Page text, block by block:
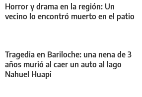
Horror y drama en la región: Un
vecino lo encontró muerto en el patio
Tragedia en Bariloche: una nena de 3
años murió al caer un auto al lago
Nahuel Huapi